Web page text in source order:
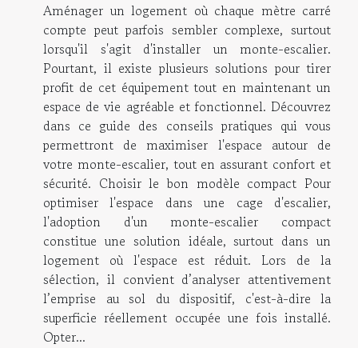
Aménager un logement où chaque mètre carré
compte peut parfois sembler complexe, surtout
lorsqu'il s'agit d'installer un monte-escalier.
Pourtant, il existe plusieurs solutions pour tirer
profit de cet équipement tout en maintenant un
espace de vie agréable et fonctionnel. Découvrez
dans ce guide des conseils pratiques qui vous
permettront de maximiser l'espace autour de
votre monte-escalier, tout en assurant confort et
sécurité. Choisir le bon modèle compact Pour
optimiser l'espace dans une cage d'escalier,
l'adoption d'un monte-escalier compact
constitue une solution idéale, surtout dans un
logement où l'espace est réduit. Lors de la
sélection, il convient d’analyser attentivement
l’emprise au sol du dispositif, c'est-à-dire la
superficie réellement occupée une fois installé.
Opter...